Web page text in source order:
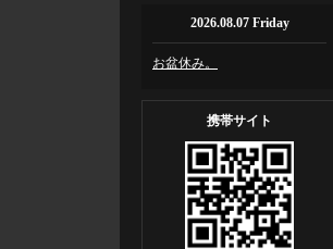
2026.08.07 Friday
お盆休み。
携帯サイト